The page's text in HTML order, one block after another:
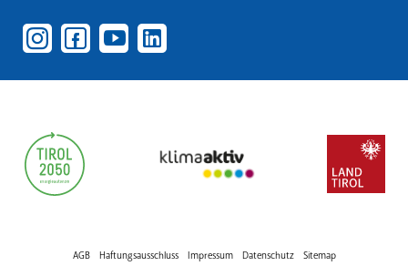
AGB Haftungsausschluss Impressum Datenschutz Sitemap